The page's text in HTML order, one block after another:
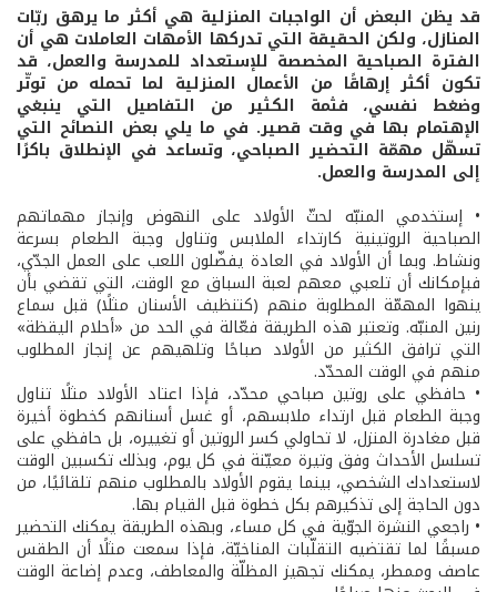
قد يظن البعض أن الواجبات المنزلية هي أكثر ما يرهق ربّات
المنازل، ولكن الحقيقة التي تدركها الأمهات العاملات هي أن
الفترة الصباحية المخصصة للإستعداد للمدرسة والعمل، قد
تكون أكثر إرهاقًا من الأعمال المنزلية لما تحمله من توتّر
وضغط نفسي، فثمة الكثير من التفاصيل التي ينبغي
الإهتمام بها في وقت قصير. في ما يلي بعض النصائح التي
تسهّل مهمّة التحضير الصباحي، وتساعد في الإنطلاق باكرًا
إلى المدرسة والعمل.
• إستخدمي المنبّه لحثّ الأولاد على النهوض وإنجاز مهماتهم
الصباحية الروتينية كارتداء الملابس وتناول وجبة الطعام بسرعة
ونشاط. وبما أن الأولاد في العادة يفضّلون اللعب على العمل الجدّي،
فبإمكانك أن تلعبي معهم لعبة السباق مع الوقت، التي تقضي بأن
ينهوا المهمّة المطلوبة منهم (كتنظيف الأسنان مثلًا) قبل سماع
رنين المنبّه. وتعتبر هذه الطريقة فعّالة في الحد من «أحلام اليقظة»
التي ترافق الكثير من الأولاد صباحًا وتلهيهم عن إنجاز المطلوب
منهم في الوقت المحدّد.
• حافظي على روتين صباحي محدّد، فإذا اعتاد الأولاد مثلًا تناول
وجبة الطعام قبل ارتداء ملابسهم، أو غسل أسنانهم كخطوة أخيرة
قبل مغادرة المنزل، لا تحاولي كسر الروتين أو تغييره، بل حافظي على
تسلسل الأحداث وفق وتيرة معيّنة في كل يوم، وبذلك تكسبين الوقت
لاستعدادك الشخصي، بينما يقوم الأولاد بالمطلوب منهم تلقائيًا، من
دون الحاجة إلى تذكيرهم بكل خطوة قبل القيام بها.
• راجعي النشرة الجوّية في كل مساء، وبهذه الطريقة يمكنك التحضير
مسبقًا لما تقتضيه التقلّبات المناخيّة، فإذا سمعت مثلًا أن الطقس
عاصف وممطر، يمكنك تجهيز المظلّة والمعاطف، وعدم إضاعة الوقت